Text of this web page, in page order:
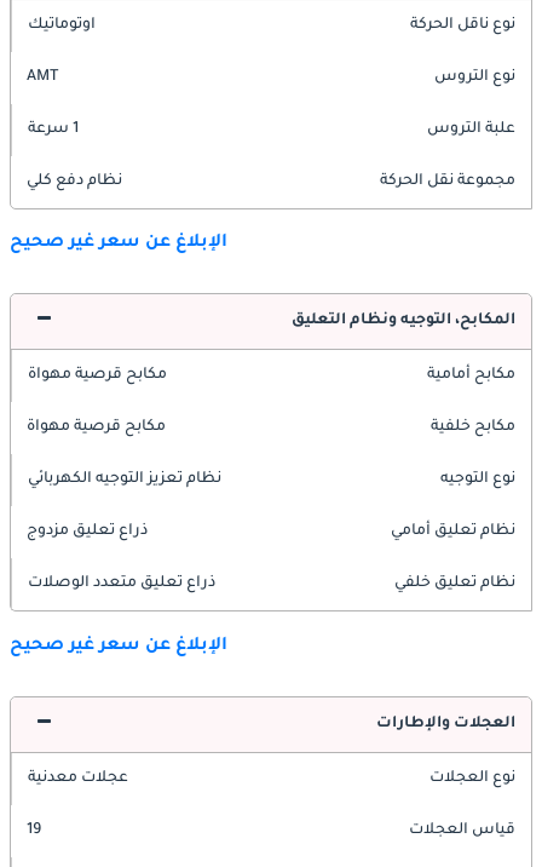
نوع ناقل الحركة اوتوماتيك
نوع التروس AMT
علبة التروس 1 سرعة
مجموعة نقل الحركة نظام دفع كلي
الإبلاغ عن سعر غير صحيح
المكابح، التوجيه ونظام التعليق
مكابح أمامية مكابح قرصية مهواة
مكابح خلفية مكابح قرصية مهواة
نوع التوجيه نظام تعزيز التوجيه الكهربائي
نظام تعليق أمامي ذراع تعليق مزدوج
نظام تعليق خلفي ذراع تعليق متعدد الوصلات
الإبلاغ عن سعر غير صحيح
العجلات والإطارات
نوع العجلات عجلات معدنية
قياس العجلات 19